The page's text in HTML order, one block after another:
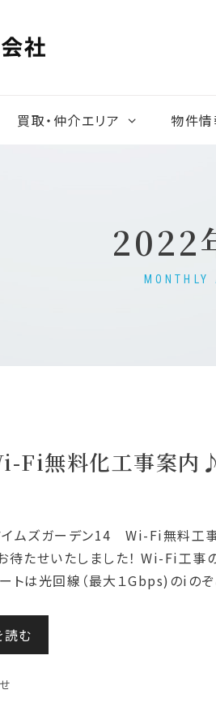
買取・仲介エリア 物件情
2022
MONTHLY
Fi無料化工事案内♪
ズガーデン14 Wi-Fi無料工
待たせいたしました！ Wi-Fi工事
トは光回線（最大１Gbps)のiの
む